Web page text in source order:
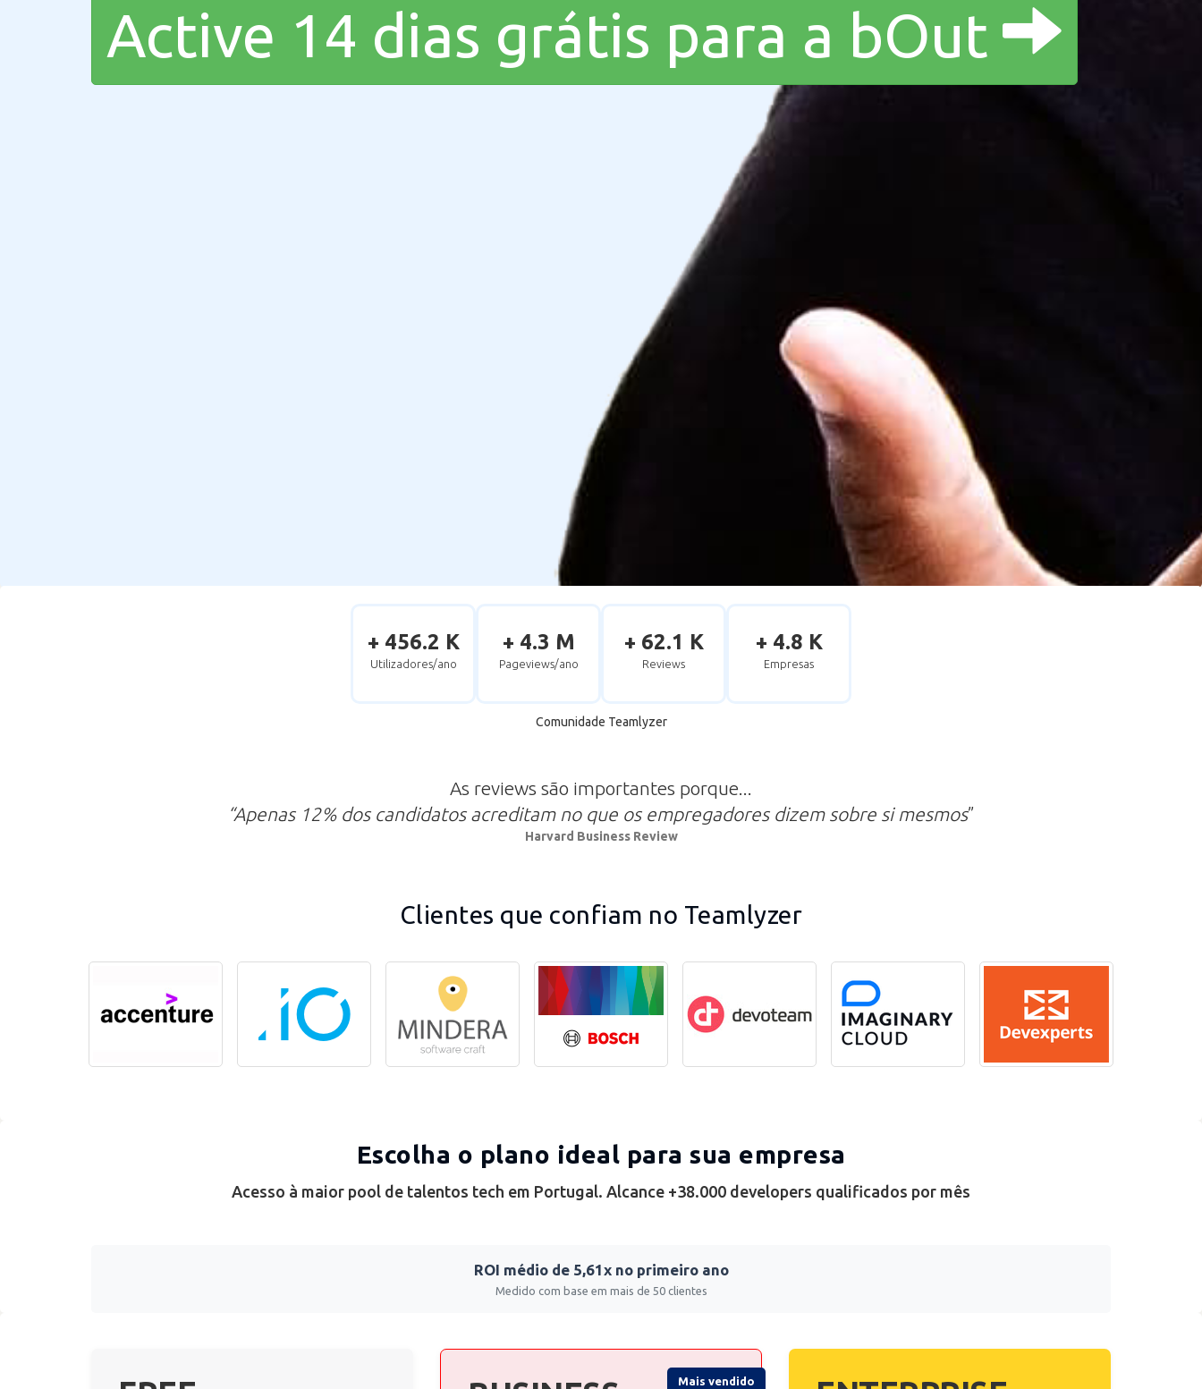
Active 14 dias grátis para a bOut
+ 456.2 K
Utilizadores/ano
+ 4.3 M
Pageviews/ano
+ 62.1 K
Reviews
+ 4.8 K
Empresas
Comunidade Teamlyzer
As reviews são importantes porque...
“Apenas 12% dos candidatos acreditam no que os empregadores dizem sobre si mesmos”
Harvard Business Review
Clientes que confiam no Teamlyzer
Escolha o plano ideal para sua empresa
Acesso à maior pool de talentos tech em Portugal. Alcance +38.000 developers qualificados por mês
ROI médio de 5,61x no primeiro ano
Medido com base em mais de 50 clientes
Mais vendido